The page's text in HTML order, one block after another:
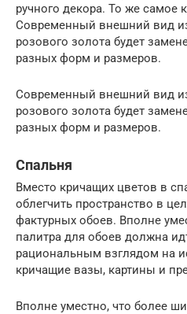
ручного декора. То же самое
Современный внешний вид
розового золота будет
разных форм и размеров.
Современный внешний вид
розового золота будет
разных форм и размеров.
Спальня
Вместо кричащих цветов в
облегчить пространство в
фактурных обоев. Вполне
палитра для обоев должна
рациональным взглядом на
кричащие вазы, картины и
Вполне уместно, что более